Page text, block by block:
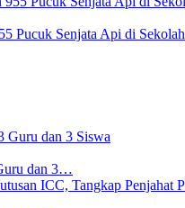
Pucuk Senjata Api di Sekolah
dan 3…